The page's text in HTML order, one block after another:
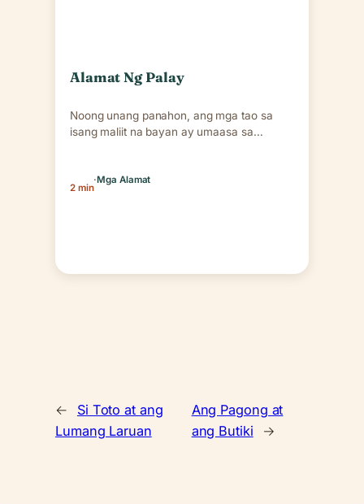
Alamat Ng Palay
Noong unang panahon, ang mga tao sa
isang maliit na bayan ay umaasa sa
2 min
·Mga Alamat
←
Si Toto at ang
Lumang Laruan
Ang Pagong at
ang Butiki
→